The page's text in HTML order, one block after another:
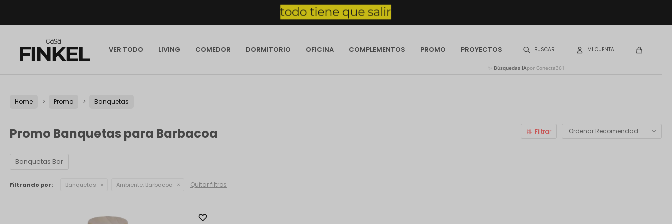
VER TODO LIVING COMEDOR DORMITORIO OFICINA COMPLEMENTOS PROMO PROYECTOS
Búsquedas IApor Conecta361
Home Promo Banquetas
Promo Banquetas para Barbacoa Recomendados
Banquetas Bar
Filtrando por: Banquetas Ambiente: Barbacoa Quitar filtros